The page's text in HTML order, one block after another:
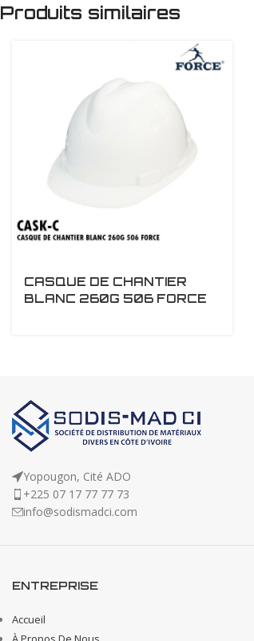
Produits similaires
CASQUE DE CHANTIER
BLANC 260G 506 FORCE
Yopougon, Cité ADO
+225 07 17 77 77 73
info@sodismadci.com
ENTREPRISE
Accueil